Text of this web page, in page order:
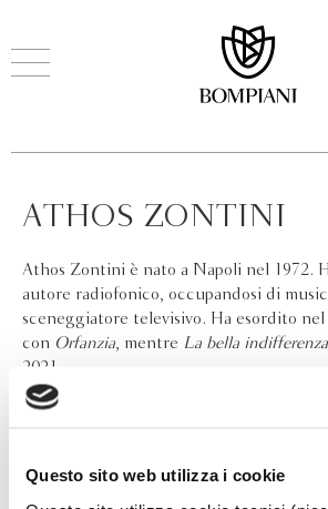
Questo sito web utilizza i cookie
ATHOS ZONTINI
Athos Zontini è nato a Napoli nel 1972.
autore radiofonico, occupandosi di
sceneggiatore televisivo. Ha esordito nel
con Orfanzia, mentre La bella indifferenza
2021.